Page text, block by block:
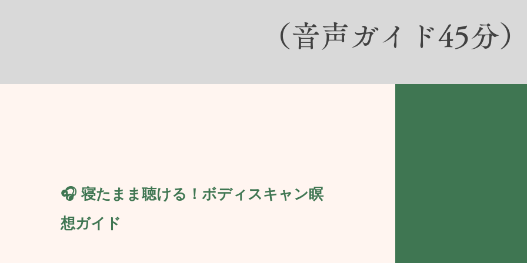
（音声ガイド45分
🎧 寝たまま聴ける！ボディスキャン瞑
想ガイド